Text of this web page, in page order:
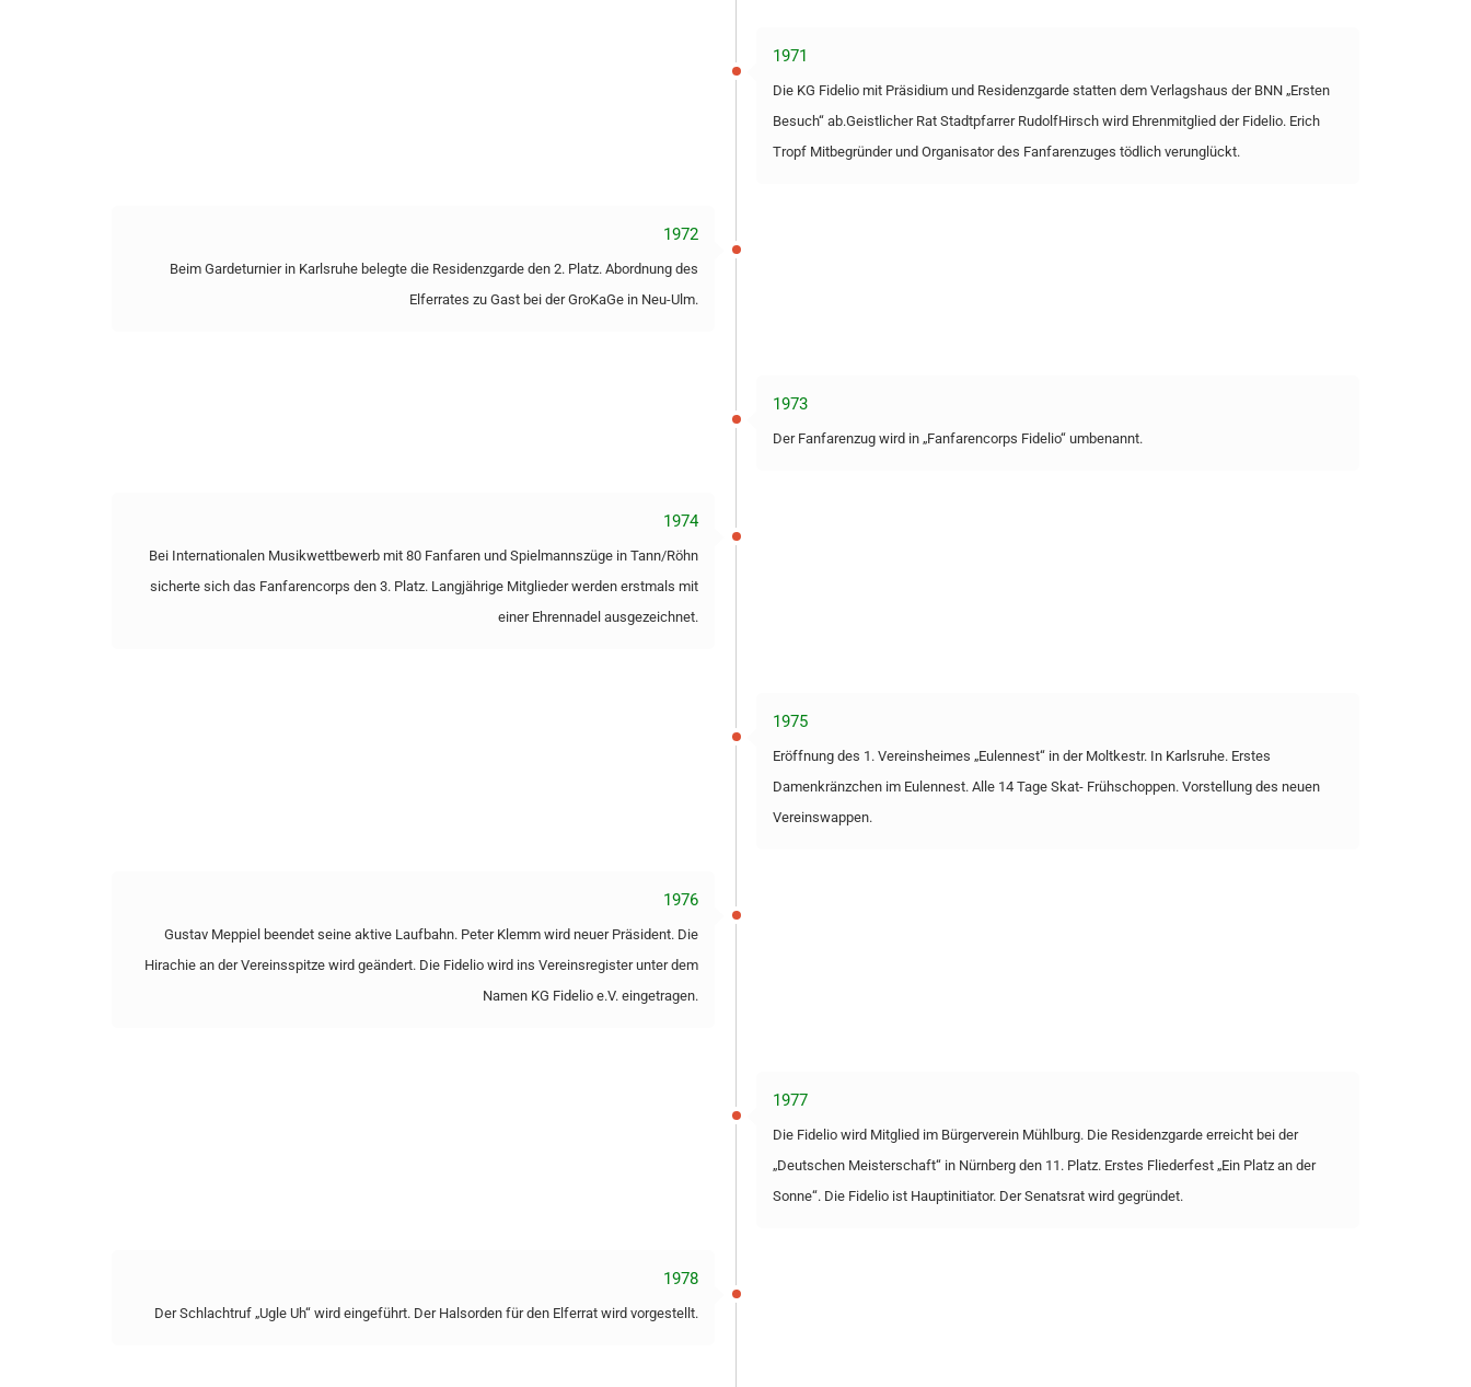
1971
Die KG Fidelio mit Präsidium und Residenzgarde statten dem Verlagshaus der BNN „Ersten
Besuch“ ab.Geistlicher Rat Stadtpfarrer RudolfHirsch wird Ehrenmitglied der Fidelio. Erich
Tropf Mitbegründer und Organisator des Fanfarenzuges tödlich verunglückt.
1972
Beim Gardeturnier in Karlsruhe belegte die Residenzgarde den 2. Platz. Abordnung des
Elferrates zu Gast bei der GroKaGe in Neu-Ulm.
1973
Der Fanfarenzug wird in „Fanfarencorps Fidelio“ umbenannt.
1974
Bei Internationalen Musikwettbewerb mit 80 Fanfaren und Spielmannszüge in Tann/Röhn
sicherte sich das Fanfarencorps den 3. Platz. Langjährige Mitglieder werden erstmals mit
einer Ehrennadel ausgezeichnet.
1975
Eröffnung des 1. Vereinsheimes „Eulennest“ in der Moltkestr. In Karlsruhe. Erstes
Damenkränzchen im Eulennest. Alle 14 Tage Skat- Frühschoppen. Vorstellung des neuen
Vereinswappen.
1976
Gustav Meppiel beendet seine aktive Laufbahn. Peter Klemm wird neuer Präsident. Die
Hirachie an der Vereinsspitze wird geändert. Die Fidelio wird ins Vereinsregister unter dem
Namen KG Fidelio e.V. eingetragen.
1977
Die Fidelio wird Mitglied im Bürgerverein Mühlburg. Die Residenzgarde erreicht bei der
„Deutschen Meisterschaft“ in Nürnberg den 11. Platz. Erstes Fliederfest „Ein Platz an der
Sonne“. Die Fidelio ist Hauptinitiator. Der Senatsrat wird gegründet.
1978
Der Schlachtruf „Ugle Uh“ wird eingeführt. Der Halsorden für den Elferrat wird vorgestellt.